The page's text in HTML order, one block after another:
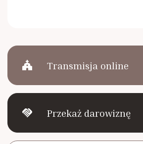
church Transmisja online
handshake Przekaż darowiznę